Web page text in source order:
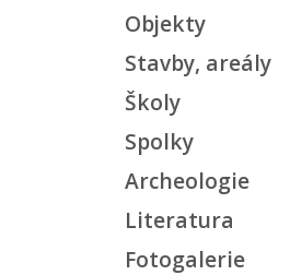
Objekty
Stavby, areály
Školy
Spolky
Archeologie
Literatura
Fotogalerie